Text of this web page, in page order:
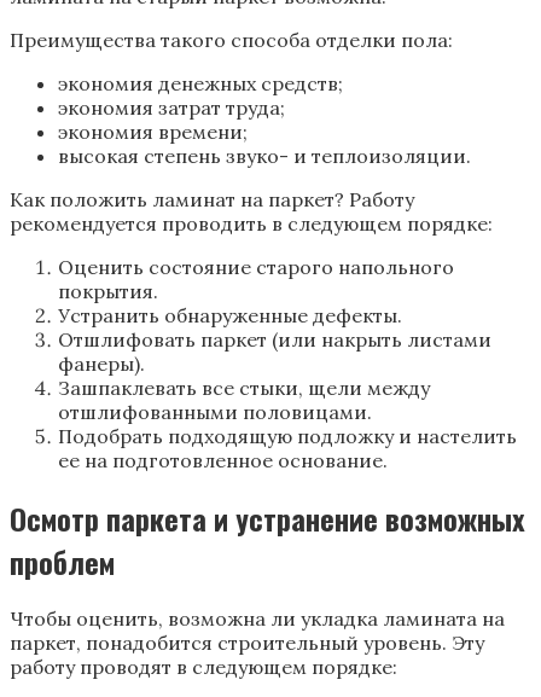
Преимущества такого способа отделки пола:
экономия денежных средств;
экономия затрат труда;
экономия времени;
высокая степень звуко- и теплоизоляции.
Как положить ламинат на паркет? Работу
рекомендуется проводить в следующем порядке:
Оценить состояние старого напольного
покрытия.
Устранить обнаруженные дефекты.
Отшлифовать паркет (или накрыть листами
фанеры).
Зашпаклевать все стыки, щели между
отшлифованными половицами.
Подобрать подходящую подложку и настелить
ее на подготовленное основание.
Осмотр паркета и устранение возможных
проблем
Чтобы оценить, возможна ли укладка ламината на
паркет, понадобится строительный уровень. Эту
работу проводят в следующем порядке: